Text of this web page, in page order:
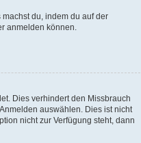
du, indem du auf der
anmelden können.
Dies verhindert den Missbrauch
auswählen. Dies ist nicht
nicht zur Verfügung steht, dann